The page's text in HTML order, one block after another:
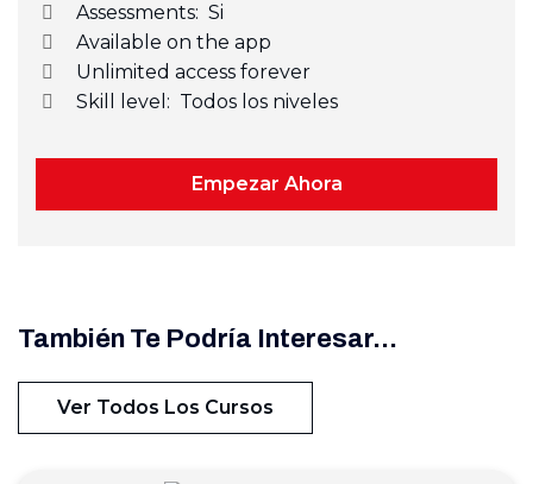
Assessments: Si
Available on the app
Unlimited access forever
Skill level: Todos los niveles
Empezar Ahora
También Te Podría Interesar...
Ver Todos Los Cursos